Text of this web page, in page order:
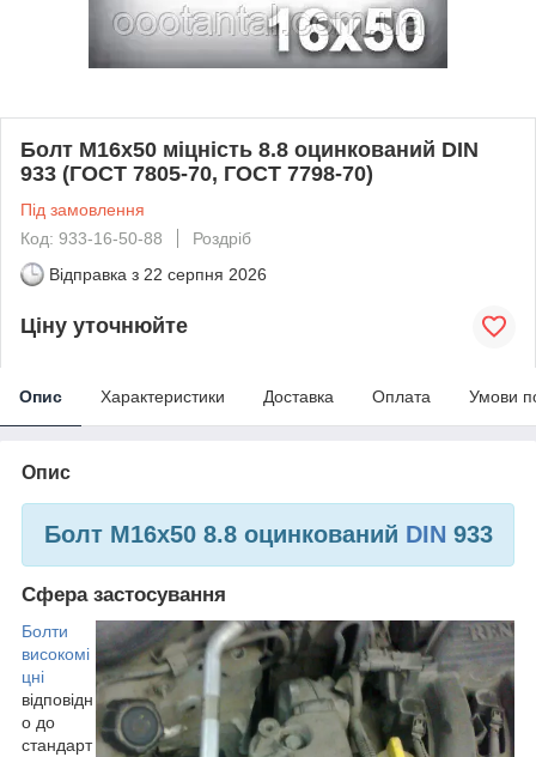
Болт М16х50 міцність 8.8 оцинкований DIN
933 (ГОСТ 7805-70, ГОСТ 7798-70)
Під замовлення
Код: 933-16-50-88
Роздріб
Відправка з 22 серпня 2026
Ціну уточнюйте
Опис Характеристики Доставка Оплата Умови
Опис
Болт М16х50 8.8 оцинкований DIN 933
Сфера застосування
Болти
високомі
цні
відповідн
о до
стандарт